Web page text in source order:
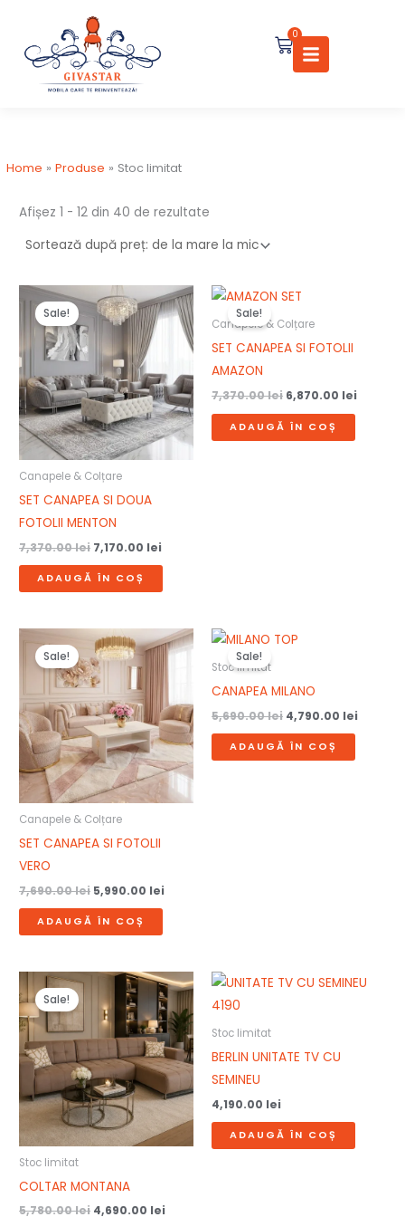
content
0
Cart
Home Produse Stoc limitat
Afișez 1 - 12 din 40 de rezultate
Sale!
Canapele & Colțare
SET CANAPEA SI DOUA
FOTOLII MENTON
7,370.00lei
inițial
fost:
7,370.00 lei.
7,170.00 lei
Prețul
curent
este:
7,170.00 lei.
ADAUGĂ ÎN COȘ
Sale!
Canapele & Colțare
SET CANAPEA SI FOTOLII
AMAZON
7,370.00lei
Prețul
inițial
a
fost:
7,370.00 lei.
6,870.00 lei
ADAUGĂ ÎN COȘ
Sale!
Canapele & Colțare
SET CANAPEA SI FOTOLII
VERO
7,690.00lei
Prețul
inițial
a
fost:
7,690.00 lei.
5,990.00 lei
Prețul
curent
ADAUGĂ ÎN COȘ
Sale!
Stoc limitat
CANAPEA MILANO
5,690.00lei
Prețul
inițial
5,690.00 lei.
4,790.00 lei
ADAUGĂ ÎN COȘ
Sale!
Stoc limitat
COLTAR MONTANA
5,780.00lei
Prețul
inițial
fost:
5,780.00 lei.
4,690.00 lei
Prețul
curent
este:
4,690.00 lei.
Stoc limitat
BERLIN UNITATE TV CU
SEMINEU
4,190.00 lei
ADAUGĂ ÎN COȘ